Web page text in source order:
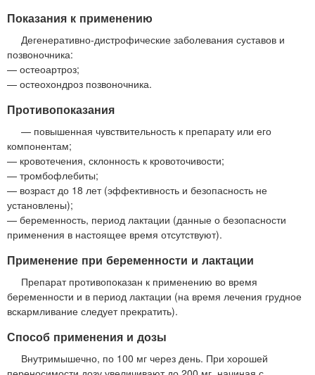
Показания к применению
Дегенеративно-дистрофические заболевания суставов и
позвоночника:
— остеоартроз;
— остеохондроз позвоночника.
Противопоказания
— повышенная чувствительность к препарату или его
компонентам;
— кровотечения, склонность к кровоточивости;
— тромбофлебиты;
— возраст до 18 лет (эффективность и безопасность не
установлены);
— беременность, период лактации (данные о безопасности
применения в настоящее время отсутствуют).
Применение при беременности и лактации
Препарат противопоказан к применению во время
беременности и в период лактации (на время лечения грудное
вскармливание следует прекратить).
Способ применения и дозы
Внутримышечно, по 100 мг через день. При хорошей